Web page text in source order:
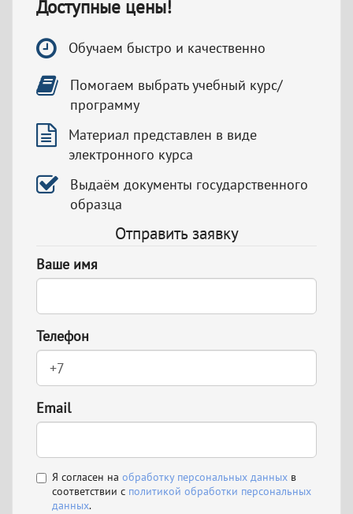
Доступные цены!
Обучаем быстро и качественно
Помогаем выбрать учебный курс/
программу
Материал представлен в виде
электронного курса
Выдаём документы государственного
образца
Отправить заявку
Ваше имя
Телефон
Email
Я согласен на обработку персональных данных в
соответствии с политикой обработки персональных
данных.